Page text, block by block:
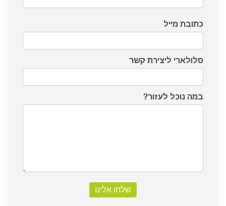
כתובת מייל
סלולארי ליצירת קשר
במה נוכל לעזור?
שלחו אלינו